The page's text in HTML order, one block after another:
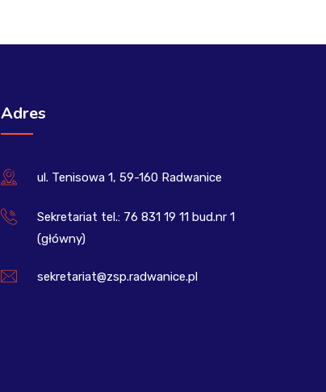
Adres
ul. Tenisowa 1, 59-160 Radwanice
Sekretariat tel.: 76 831 19 11 bud.nr 1
(główny)
sekretariat@zsp.radwanice.pl